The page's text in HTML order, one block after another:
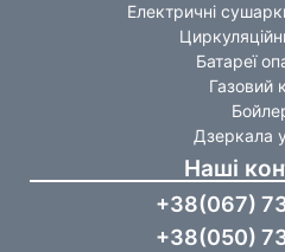
Електричні
Батареї
Газовий
Дзеркала
Наші
+38(067)
+38(050)